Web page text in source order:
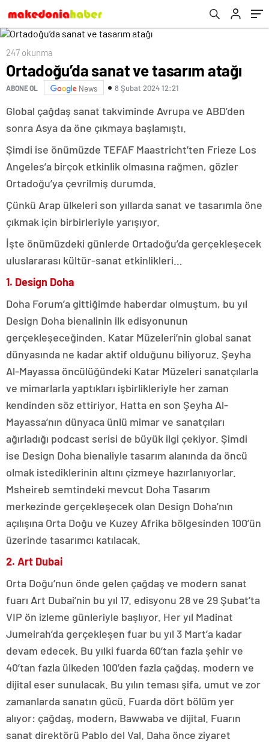
247 okunma
Ortadoğu’da sanat ve tasarım atağı
ABONE OL News 8 Şubat 2024 12:21
Global çağdaş sanat takviminde Avrupa ve ABD’den
sonra Asya da öne çıkmaya başlamıştı.
Şimdi ise önümüzde TEFAF Maastricht’ten Frieze Los
Angeles’a birçok etkinlik olmasına rağmen, gözler
Ortadoğu’ya çevrilmiş durumda.
Çünkü Arap ülkeleri son yıllarda sanat ve tasarımla öne
çıkmak için birbirleriyle yarışıyor.
İşte önümüzdeki günlerde Ortadoğu’da gerçekleşecek
uluslararası kültür-sanat etkinlikleri…
1. Design Doha
Doha Forum’a gittiğimde haberdar olmuştum, bu yıl
Design Doha bienalinin ilk edisyonunun
gerçekleşeceğinden. Katar Müzeleri’nin global sanat
dünyasında ne kadar aktif olduğunu biliyoruz. Şeyha
Al-Mayassa öncülüğündeki Katar Müzeleri sanatçılarla
ve mimarlarla yaptıkları işbirlikleriyle her zaman
kendinden söz ettiriyor. Hatta en son Şeyha Al-
Mayassa’nın dünyaca ünlü mimar ve sanatçıları
ağırladığı podcast serisi de büyük ilgi çekiyor. Şimdi
ise Design Doha bienaliyle tasarım alanında da öncü
olmak istediklerinin altını çizmeye hazırlanıyorlar.
Msheireb semtindeki mevcut Doha Tasarım
merkezinde gerçekleşecek olan Design Doha’nın
açılışına Orta Doğu ve Kuzey Afrika bölgesinden 100’ün
üzerinde tasarımcı katılacak.
2. Art Dubai
Orta Doğu’nun önde gelen çağdaş ve modern sanat
fuarı Art Dubai’nin bu yıl 17. edisyonu 28 ve 29 Şubat’ta
VIP ön izleme günleriyle başlıyor. Her yıl Madinat
Jumeirah’da gerçekleşen fuar bu yıl 3 Mart’a kadar
devam edecek. Bu yılki fuarda 60’tan fazla şehir ve
40’tan fazla ülkeden 100’den fazla çağdaş, modern ve
dijital eser sunulacak. Bu yılın teması şifa, umut ve zor
zamanlarda sanatın gücü. Fuarda dört bölüm yer
alıyor: çağdaş, modern, Bawwaba ve dijital. Fuarın
sanat direktörü Pablo del Val. Daha önce ziyaret